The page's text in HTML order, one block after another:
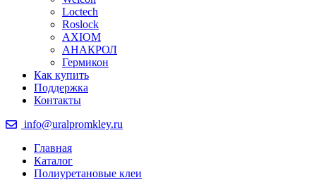
Loctech
Roslock
AXIOM
АНАКРОЛ
Гермикон
Как купить
Поддержка
Контакты
info@uralpromkley.ru
Главная
Каталог
Полиуретановые клеи